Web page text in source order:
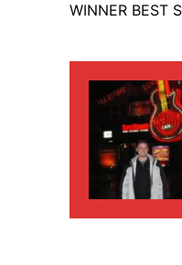
WINNER BEST